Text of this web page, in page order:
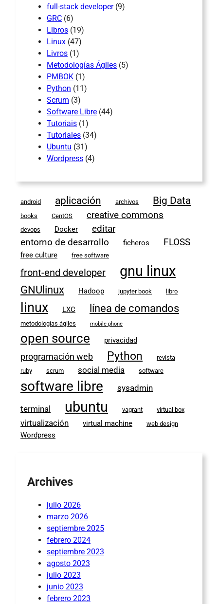
full-stack developer(9)
GRC (6)
Libros (19)
Linux (47)
Livros (1)
Metodologías Ágiles (5)
PMBOK (1)
Python (11)
Scrum (3)
Software Libre (44)
Tutoriais (1)
Tutoriales (34)
Ubuntu (31)
Wordpress (4)
android aplicación archivos Big Data
books CentOS creative commons
devops Docker
editar
entorno de desarrollo
ficheros FLOSS
free culture free software
front-end developer gnu linux
GNUlinux Hadoop jupyter book libro
linux LXC línea de comandos
metodologías ágiles mobile phone
open source privacidad
programación web Python
revista
ruby
scrum social media software
software libre sysadmin
terminal ubuntu vagrant virtual box
virtualización virtual machine web design
Wordpress
Archives
julio 2026
marzo 2026
septiembre 2025
febrero 2024
septiembre 2023
agosto 2023
julio 2023
junio 2023
febrero 2023